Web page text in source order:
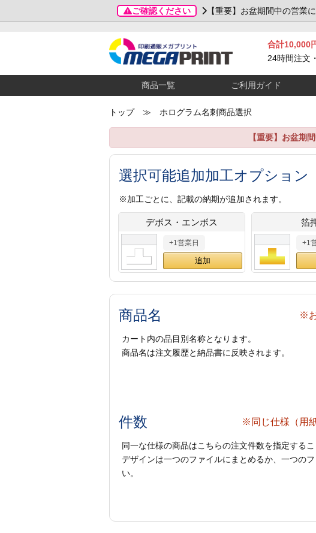
ご確認ください 【重要】お盆期間中の営業
合計10,000
24時間注文
商品一覧 ご利用ガイド
トップ≫ ホログラム名刺商品選択
【重要】お盆期
選択可能追加加工オプション
※加工ごとに、記載の納期が追加されます。
デボス・エンボス
+1営業日
箔
+1
商品名 ※
カート内の品目別名称となります。
商品名は注文履歴と納品書に反映されます。
件数 ※同じ仕様（用
同一な仕様の商品はこちらの注文件数を指定するこ
デザインは一つのファイルにまとめるか、一つの
い。